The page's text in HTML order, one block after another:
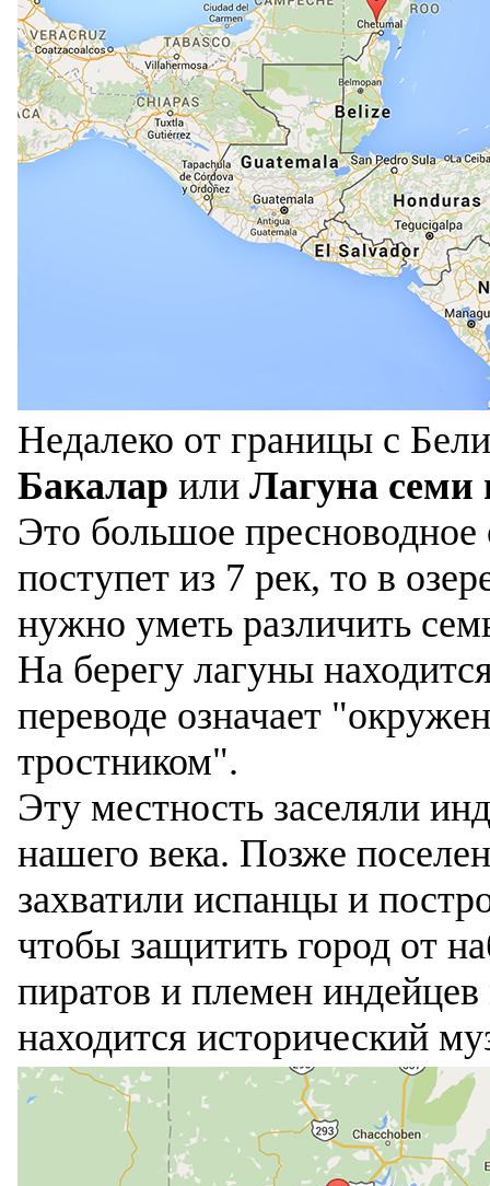
Недалеко от границы с
Бакалар или Лагуна семи
Это большое пресноводное
поступет из 7 рек, то в
нужно уметь различить
На берегу лагуны
переводе означает
тростником".
Эту местность заселяли
нашего века. Позже
захватили испанцы и
чтобы защитить город от
пиратов и племен
находится исторический